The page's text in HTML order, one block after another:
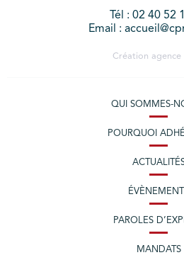
Tél : 02 40 52
Email :
Création agence
QUI SOMMES-
POURQUOI
PAROLES
MANDATS